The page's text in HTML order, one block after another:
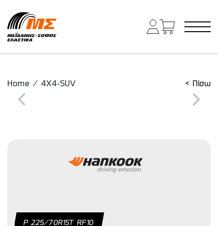
Main Navigation
Home / 4X4-SUV < Πίσω
Ρ 225/70R15Τ RF10